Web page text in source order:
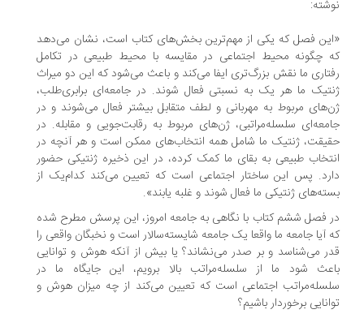
فصل که یکی از مهم‌ترین بخش‌های کتاب است، نشان می‌دهد
چگونه محیط اجتماعی در مقایسه با محیط طبیعی در تکامل
ما نقش بزرگ‌تری ایفا می‌کند و باعث می‌شود که این دو میراث
ما هر یک به نسبتی فعال شوند. در جامعه‌‌ای برابری‌طلب،
مربوط به مهربانی و لطف متقابل بیشتر فعال می‌شوند‌ و در
سلسله‌مراتبی، ژن‌های مربوط به رقابت‌جویی و مقابله. در
ژنتیک ما شامل همه انتخاب‌های ممکن است و هر آنچه در
طبیعی به بقای ما کمک کرده، در این ذخیره ژنتیکی حضور
پس این ساختار اجتماعی است که تعیین می‌کند کدام‌یک از
ژنتیکی ما فعال شوند و غلبه یابند».
فصل ششم کتاب با نگاهی به جامعه امروز، این پرسش مطرح شده
آیا جامعه ما واقعا یک جامعه شایسته‌سالار است و نخبگان واقعی را
می‌شناسد و بر صدر می‌نشاند؟ یا بیش از آنکه هوش و توانایی
شود ما از سلسله‌مراتب بالا برویم، این جایگاه ما در
اجتماعی است که تعیین می‌کند از چه میزان هوش و
برخوردار باشیم؟